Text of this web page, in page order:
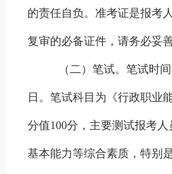
的责任自负。准考证是报考
复审的必备证件，请务必妥善
（二）笔试。 笔试时
日。笔试科目为《行政职业
分值100分 ，主要测试报考
基本能力等综合素质，特别